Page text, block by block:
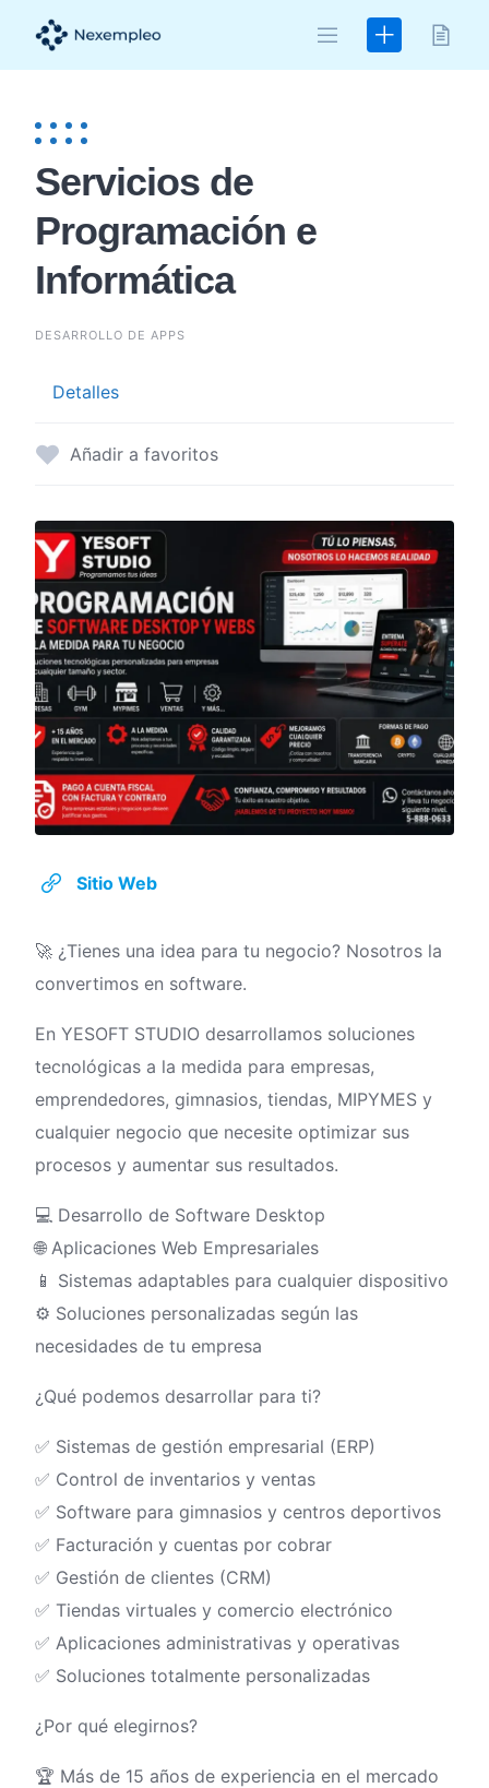
content
Servicios de
Programación e
Informática
DESARROLLO DE APPS
Detalles
Añadir a favoritos
Sitio Web
🚀 ¿Tienes una idea para tu negocio? Nosotros la
convertimos en software.
En YESOFT STUDIO desarrollamos soluciones
tecnológicas a la medida para empresas,
emprendedores, gimnasios, tiendas, MIPYMES y
cualquier negocio que necesite optimizar sus
procesos y aumentar sus resultados.
💻 Desarrollo de Software Desktop
🌐 Aplicaciones Web Empresariales
📱 Sistemas adaptables para cualquier dispositivo
⚙️ Soluciones personalizadas según las
necesidades de tu empresa
¿Qué podemos desarrollar para ti?
✅ Sistemas de gestión empresarial (ERP)
✅ Control de inventarios y ventas
✅ Software para gimnasios y centros deportivos
✅ Facturación y cuentas por cobrar
✅ Gestión de clientes (CRM)
✅ Tiendas virtuales y comercio electrónico
✅ Aplicaciones administrativas y operativas
✅ Soluciones totalmente personalizadas
¿Por qué elegirnos?
🏆 Más de 15 años de experiencia en el mercado